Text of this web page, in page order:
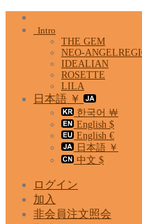
Skip
Intro
THE GEM
NEO-
IDEALIAN
ROSETTE
LILA
日本語 ￥
한국어 ￦
English $
English €
日本語 ￥
中文 $
ログイン
加入
非会員注文照会